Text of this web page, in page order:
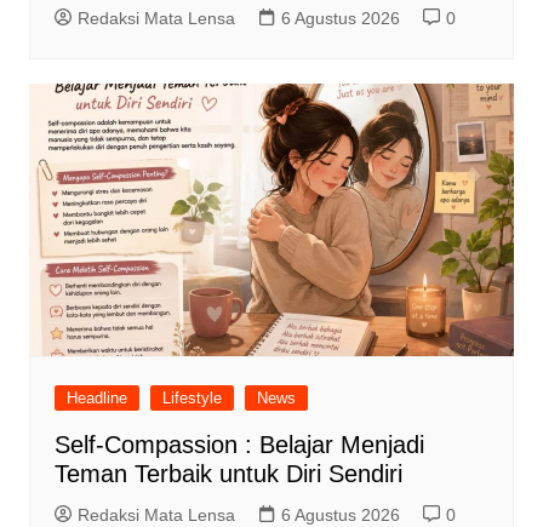
Redaksi Mata Lensa 6 Agustus 2026 0
Headline Lifestyle News
Self-Compassion : Belajar Menjadi
Teman Terbaik untuk Diri Sendiri
Redaksi Mata Lensa 6 Agustus 2026 0